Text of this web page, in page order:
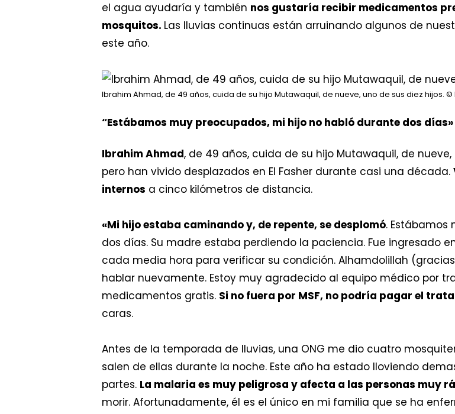
el agua ayudaría y también nos gustaría recibir medicamentos
mosquitos. Las lluvias continuas están arruinando algunos de
este año.
Ibrahim Ahmad, de 49 años, cuida de su hijo Mutawaquil, de nueve, uno de sus diez hijos. ©
“Estábamos muy preocupados, mi hijo no habló durante dos días»
Ibrahim Ahmad, de 49 años, cuida de su hijo Mutawaquil, de
pero han vivido desplazados en El Fasher durante casi una década.
internos a cinco kilómetros de distancia.
«Mi hijo estaba caminando y, de repente, se desplomó.
dos días. Su madre estaba perdiendo la paciencia. Fue ingresado
cada media hora para verificar su condición. Alhamdolillah
hablar nuevamente. Estoy muy agradecido al equipo médico por
medicamentos gratis. Si no fuera por MSF, no podría pagar el
caras.
Antes de la temporada de lluvias, una ONG me dio cuatro
salen de ellas durante la noche. Este año ha estado lloviendo
partes. La malaria es muy peligrosa y afecta a las personas muy
morir. Afortunadamente, él es el único en mi familia que se ha